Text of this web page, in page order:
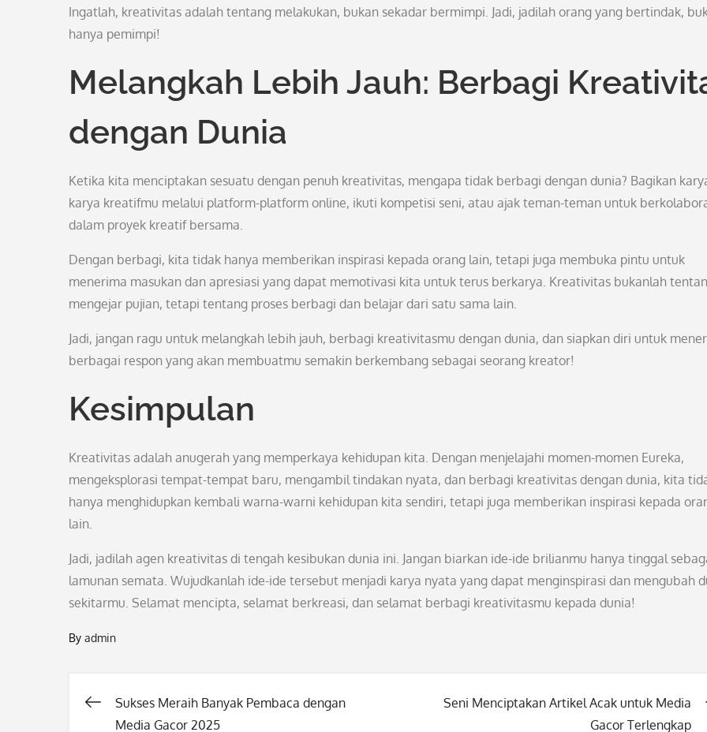
Ingatlah, kreativitas adalah tentang melakukan, bukan sekadar bermimpi. Jadi, jadilah orang yang bertindak,
hanya pemimpi!
Melangkah Lebih Jauh: Berbagi
dengan Dunia
Ketika kita menciptakan sesuatu dengan penuh kreativitas, mengapa tidak berbagi dengan dunia? Bagikan
karya kreatifmu melalui platform-platform online, ikuti kompetisi seni, atau ajak teman-teman untuk
dalam proyek kreatif bersama.
Dengan berbagi, kita tidak hanya memberikan inspirasi kepada orang lain, tetapi juga membuka pintu untuk
menerima masukan dan apresiasi yang dapat memotivasi kita untuk terus berkarya. Kreativitas bukanlah
mengejar pujian, tetapi tentang proses berbagi dan belajar dari satu sama lain.
Jadi, jangan ragu untuk melangkah lebih jauh, berbagi kreativitasmu dengan dunia, dan siapkan diri untuk
berbagai respon yang akan membuatmu semakin berkembang sebagai seorang kreator!
Kesimpulan
Kreativitas adalah anugerah yang memperkaya kehidupan kita. Dengan menjelajahi momen-momen Eureka,
mengeksplorasi tempat-tempat baru, mengambil tindakan nyata, dan berbagi kreativitas dengan dunia, kita
hanya menghidupkan kembali warna-warni kehidupan kita sendiri, tetapi juga memberikan inspirasi kepada
lain.
Jadi, jadilah agen kreativitas di tengah kesibukan dunia ini. Jangan biarkan ide-ide brilianmu hanya tinggal
lamunan semata. Wujudkanlah ide-ide tersebut menjadi karya nyata yang dapat menginspirasi dan mengubah
sekitarmu. Selamat mencipta, selamat berkreasi, dan selamat berbagi kreativitasmu kepada dunia!
By admin
Post
Sukses Meraih Banyak Pembaca dengan
Media Gacor 2025
Seni Menciptakan Artikel Acak untuk Media
Gacor Terlengkap